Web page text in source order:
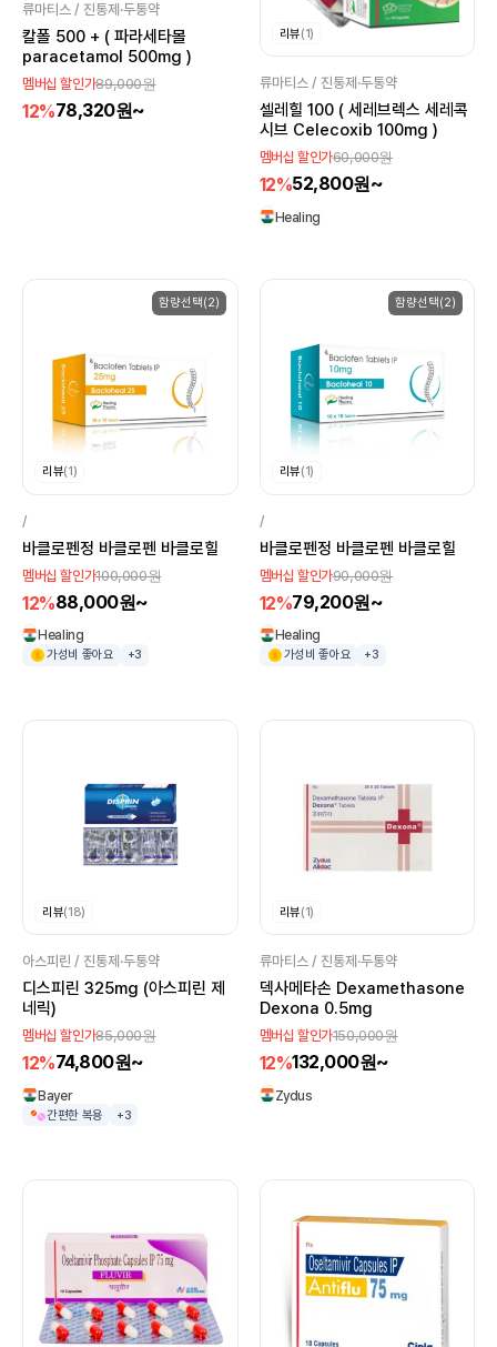
류마티스 / 진통제·두통약
칼폴 500 + ( 파라세타몰
paracetamol 500mg )
멤버십 할인가89,000원
12%78,320원~
리뷰(1)
류마티스 / 진통제·두통약
셀레힐 100 ( 세레브렉스 세레콕
시브 Celecoxib 100mg )
멤버십 할인가60,000원
12%52,800원~
Healing
함량선택(2)
리뷰(1)
/
바클로펜정 바클로펜 바클로힐
멤버십 할인가100,000원
12%88,000원~
Healing
가성비 좋아요 +3
함량선택(2)
리뷰(1)
/
바클로펜정 바클로펜 바클로힐
멤버십 할인가90,000원
12%79,200원~
Healing
가성비 좋아요 +3
리뷰(18)
아스피린 / 진통제·두통약
디스피린 325mg (아스피린 제
네릭)
멤버십 할인가85,000원
12%74,800원~
Bayer
간편한 복용 +3
리뷰(1)
류마티스 / 진통제·두통약
덱사메타손 Dexamethasone
Dexona 0.5mg
멤버십 할인가150,000원
12%132,000원~
Zydus